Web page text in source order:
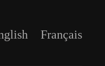
Français